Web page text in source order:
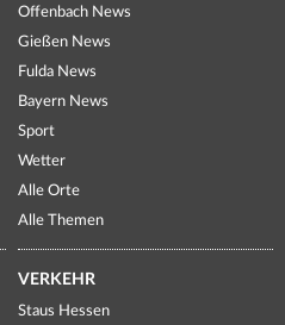
Offenbach News
Gießen News
Fulda News
Bayern News
Sport
Wetter
Alle Orte
Alle Themen
VERKEHR
Staus Hessen